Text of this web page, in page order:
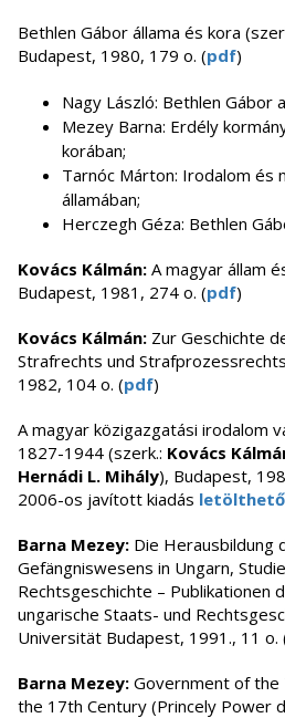
Bethlen Gábor állama és kora
Budapest, 1980, 179 o. (pdf)
Nagy László: Bethlen Gábor
Mezey Barna: Erdély
korában;
Tarnóc Márton: Irodalom és
államában;
Herczegh Géza: Bethlen
Kovács Kálmán: A magyar állam
Budapest, 1981, 274 o. (pdf)
Kovács Kálmán: Zur Geschichte
Strafrechts und
1982, 104 o. (pdf)
A magyar közigazgatási irodalom
1827-1944 (szerk.: Kovács
Hernádi L. Mihály), Budapest,
2006-os javított kiadás letölthető
Barna Mezey: Die Herausbildung
Gefängniswesens in Ungarn,
Rechtsgeschichte – Publikationen
ungarische Staats- und
Universität Budapest, 1991., 11 o.
Barna Mezey: Government of the
the 17th Century (Princely Power